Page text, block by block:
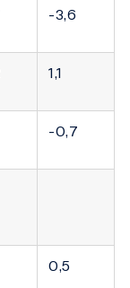
-3,6
1,1
-0,7
0,5